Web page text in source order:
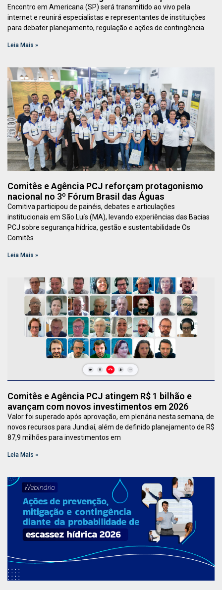
Encontro em Americana (SP) será transmitido ao vivo pela
internet e reunirá especialistas e representantes de instituições
para debater planejamento, regulação e ações de contingência
Leia Mais »
Comitês e Agência PCJ reforçam protagonismo
nacional no 3º Fórum Brasil das Águas
Comitiva participou de painéis, debates e articulações
institucionais em São Luís (MA), levando experiências das Bacias
PCJ sobre segurança hídrica, gestão e sustentabilidade Os
Comitês
Leia Mais »
Comitês e Agência PCJ atingem R$ 1 bilhão e
avançam com novos investimentos em 2026
Valor foi superado após aprovação, em plenária nesta semana, de
novos recursos para Jundiaí, além de definido planejamento de R$
87,9 milhões para investimentos em
Leia Mais »